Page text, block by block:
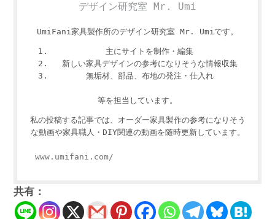
デザイン研究室 Mr. Umi
UmiFani家具製作所のデザイン研究室 Mr. Umiです。
主にサイトを制作・編集
新しい家具デザインの参考になりそうな情報収集
無垢材、部品、布地の発注・仕入れ
等を担当しています。
私の投稿する記事では、オーダー家具製作の参考になりそう
な動画や家具職人・DIY関連の動画を随時更新しています。
www.umifani.com/
共有：